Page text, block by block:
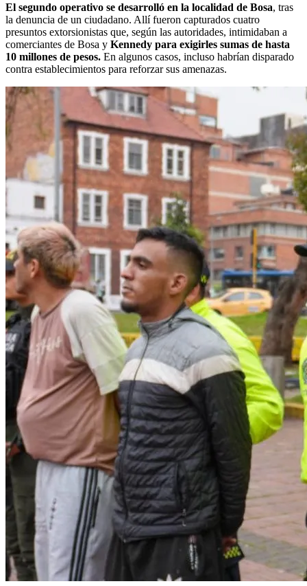
El segundo operativo se desarrolló en la localidad de Bosa, tras
la denuncia de un ciudadano. Allí fueron capturados cuatro
presuntos extorsionistas que, según las autoridades, intimidaban a
comerciantes de Bosa y Kennedy para exigirles sumas de hasta
10 millones de pesos. En algunos casos, incluso habrían disparado
contra establecimientos para reforzar sus amenazas.